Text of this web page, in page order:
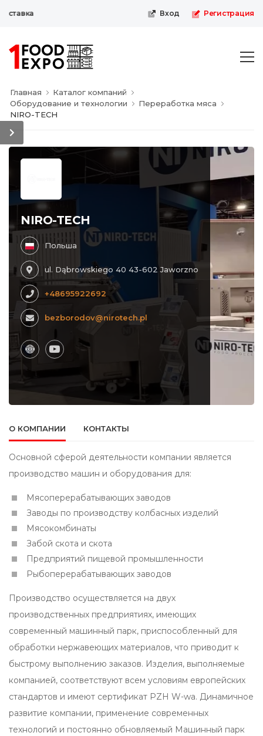
Вход Регистрация
Главная
Каталог компаний
Оборудование и технологии
Переработка мяса
NIRO-TECH
NIRO-TECH
Польша
ul. Dąbrowskiego 40 43-602 Jaworzno
+48695922692
bezborodov@nirotech.pl
О КОМПАНИИ КОНТАКТЫ
Основной сферой деятельности компании является
производство машин и оборудования для:
Мясоперерабатывающих заводов
Заводы по производству колбасных изделий
Мясокомбинаты
Забой скота и скота
Предприятий пищевой промышленности
Рыбоперерабатывающих заводов
Производство осуществляется на двух
производственных предприятиях, имеющих
современный машинный парк, приспособленный для
обработки нержавеющих материалов, что приводит к
быстрому выполнению заказов. Изделия, выполняемые
компанией, соответствуют всем условиям европейских
стандартов и имеют сертификат PZH W-wa. Динамичное
развитие компании, применение современных
технологий и постоянно обновляемый Машинный парк